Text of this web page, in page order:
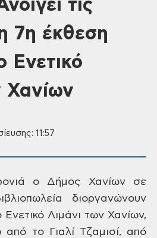
τις
7η έκθεση
Ενετικό
Χανίων
11:57
ο Δήμος Χανίων σε
διοργανώνουν
Ενετικό Λιμάνι των Χανίων,
το Γιαλί Τζαμισί, από